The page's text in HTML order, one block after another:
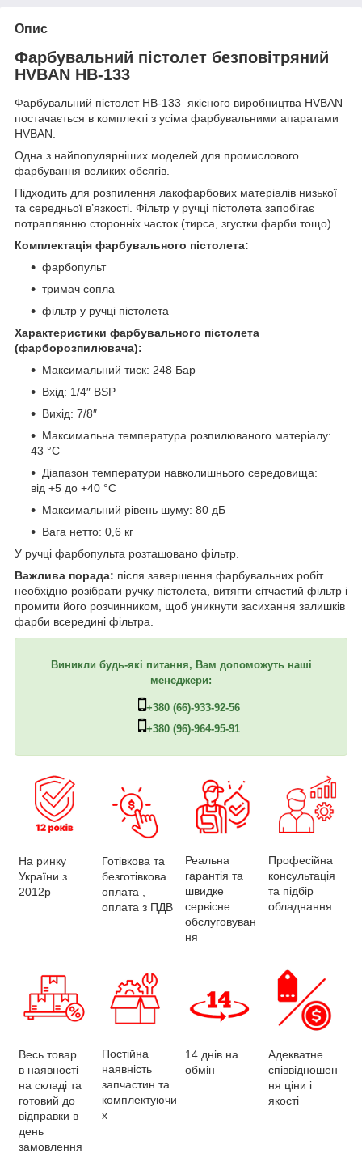
Опис
Фарбувальний пістолет безповітряний
HVBAN HB-133
Фарбувальний пістолет HB-133 якісного виробництва HVBAN
постачається в комплекті з усіма фарбувальними апаратами
HVBAN.
Одна з найпопулярніших моделей для промислового
фарбування великих обсягів.
Підходить для розпилення лакофарбових матеріалів низької
та середньої в’язкості. Фільтр у ручці пістолета запобігає
потраплянню сторонніх часток (тирса, згустки фарби тощо).
Комплектація фарбувального пістолета:
фарбопульт
тримач сопла
фільтр у ручці пістолета
Характеристики фарбувального пістолета
(фарборозпилювача):
Максимальний тиск: 248 Бар
Вхід: 1/4″ BSP
Вихід: 7/8″
Максимальна температура розпилюваного матеріалу:
43 °C
Діапазон температури навколишнього середовища:
від +5 до +40 °C
Максимальний рівень шуму: 80 дБ
Вага нетто: 0,6 кг
У ручці фарбопульта розташовано фільтр.
Важлива порада: після завершення фарбувальних робіт
необхідно розібрати ручку пістолета, витягти сітчастий фільтр і
промити його розчинником, щоб уникнути засихання залишків
фарби всередині фільтра.
Виникли будь-які питання, Вам допоможуть наші
менеджери:
+380 (66)-933-92-56
+380 (96)-964-95-91
На ринку
України з
2012р
Готівкова та
безготівкова
оплата ,
оплата з ПДВ
Реальна
гарантія та
швидке
сервісне
обслуговуван
ня
Професійна
консультація
та підбір
обладнання
Весь товар
в наявності
на складі та
готовий до
відправки в
день
замовлення
Постійна
наявність
запчастин та
комплектуючи
х
14 днів на
обмін
Адекватне
співвідношен
ня ціни і
якості